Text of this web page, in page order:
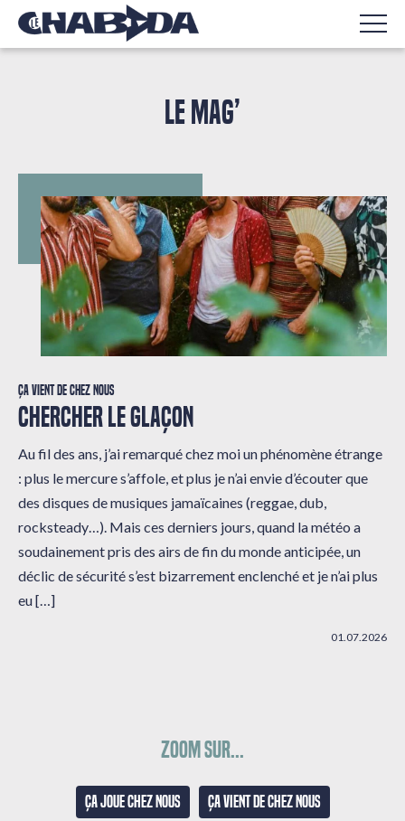
LE MAG’
Ça vient de chez nous
CHERCHER LE GLAÇON
Au fil des ans, j’ai remarqué chez moi un phénomène étrange
: plus le mercure s’affole, et plus je n’ai envie d’écouter que
des disques de musiques jamaïcaines (reggae, dub,
rocksteady…). Mais ces derniers jours, quand la météo a
soudainement pris des airs de fin du monde anticipée, un
déclic de sécurité s’est bizarrement enclenché et je n’ai plus
eu […]
01.07.2026
Zoom sur...
Ça joue chez nous
Ça vient de chez nous